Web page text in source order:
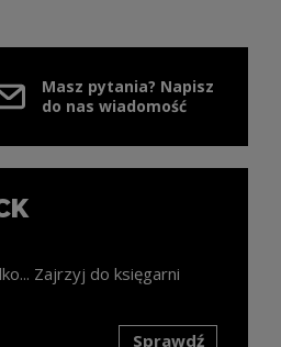
oknie
Masz pytania? Napisz
do nas wiadomość
Zajrzyj do księgarni
Sprawdź